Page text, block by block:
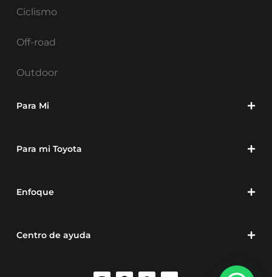
Ciclismo
Off-road
Outdoor
Para Mi
Para mi Toyota
Enfoque
Centro de ayuda